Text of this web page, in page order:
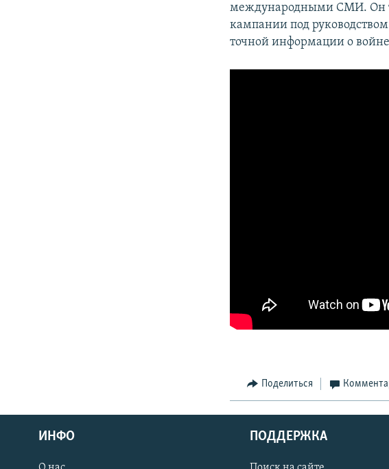
международными СМИ. Он
кампании под
точной информации о
Поделиться
ИНФО ПОДДЕРЖКА